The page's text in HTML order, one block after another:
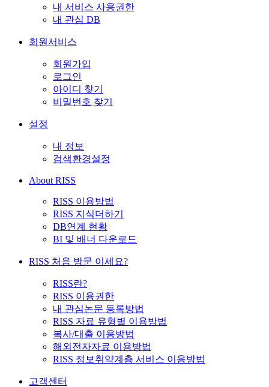
내 서비스 사용권한
내 관심 DB
회원서비스
회원가입
로그인
아이디 찾기
비밀번호 찾기
설정
내 정보
검색환경설정
About RISS
RISS 이용방법
RISS 지식더하기
DB연계 현황
BI 및 배너 다운로드
RISS 처음 방문 이세요?
RISS란?
RISS 이용권한
내 관심논문 등록방법
RISS 자료 유형별 이용방법
복사/대출 이용방법
해외전자자료 이용방법
RISS 정보취약계층 서비스 이용방법
고객센터